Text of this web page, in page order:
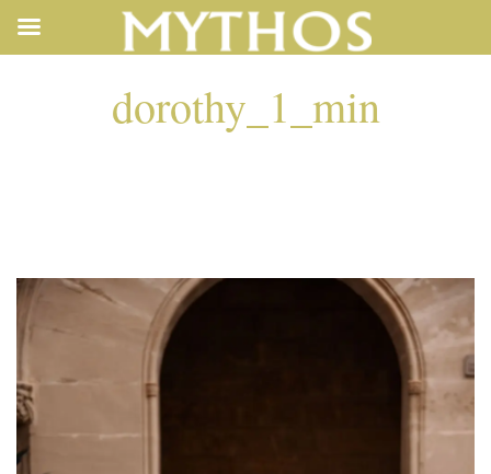
dorothy_1_min